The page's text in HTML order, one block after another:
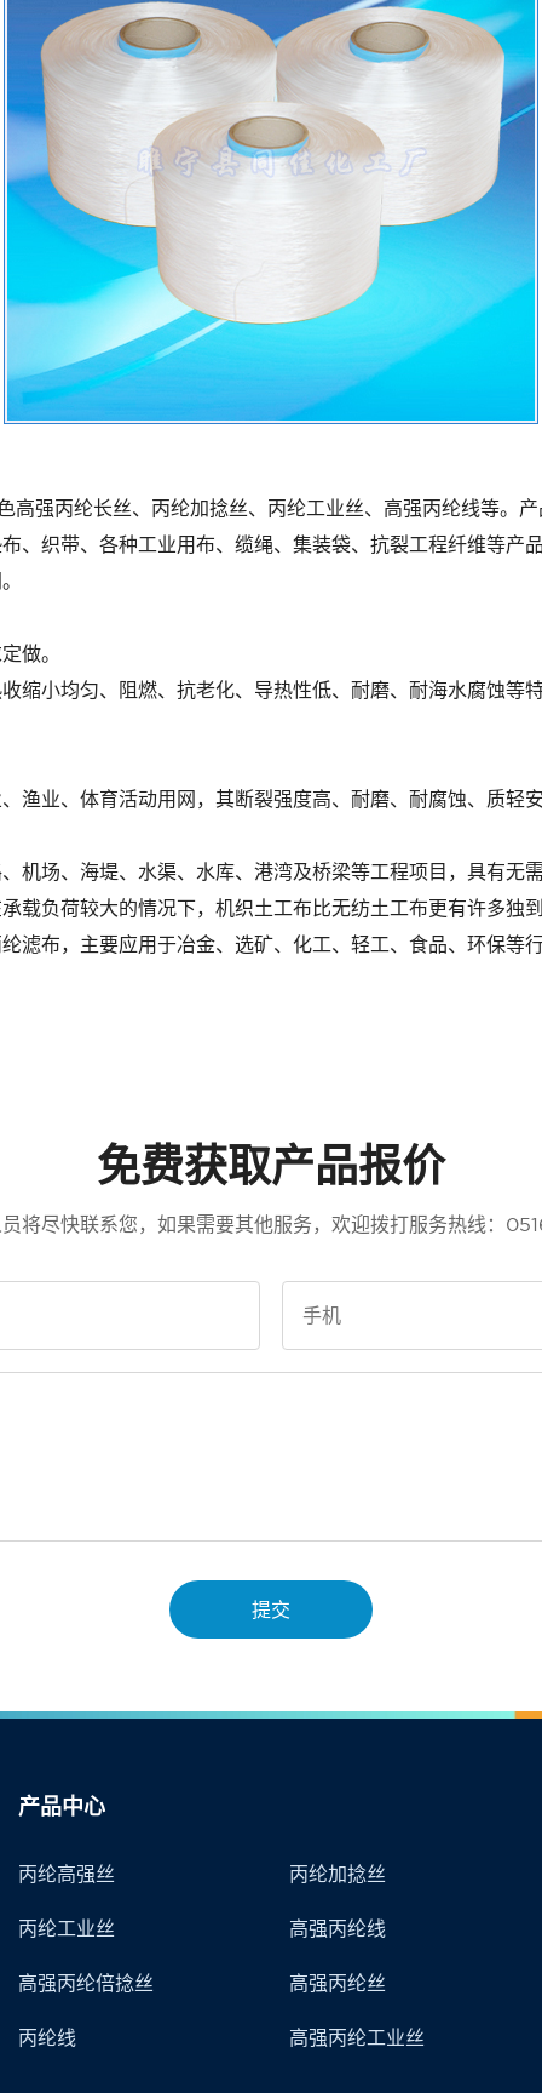
高强丙纶长丝、 丙纶加捻丝、 丙纶工业丝、 高强丙纶线等。
、织带、各种工业用布、缆绳、集装袋、抗裂工程纤维等产
做。
缩小均匀、阻燃、抗老化、导热性低、耐磨、耐海水腐蚀等
渔业、体育活动用网，其断裂强度高、耐磨、耐腐蚀、质轻安
机场、海堤、水渠、水库、港湾及桥梁等工程项目，具有无
载负荷较大的情况下，机织土工布比无纺土工布更有许多独
滤布，主要应用于冶金、选矿、化工、轻工、食品、环保等行
免费获取产品报价
将尽快联系您，如果需要其他服务，欢迎拨打服务热线：
提交
产品中心
丙纶高强丝 丙纶加捻丝
丙纶工业丝 高强丙纶线
高强丙纶倍捻丝 高强丙纶丝
丙纶线 高强丙纶工业丝